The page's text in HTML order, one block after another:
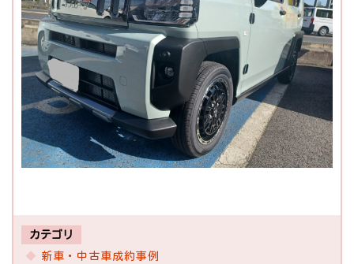
カテゴリ
新車・中古車成約事例